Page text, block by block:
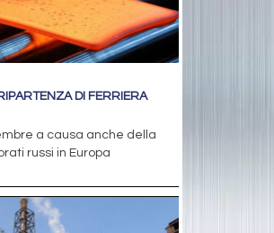
DI FERRIERA
a causa anche della
russi in Europa